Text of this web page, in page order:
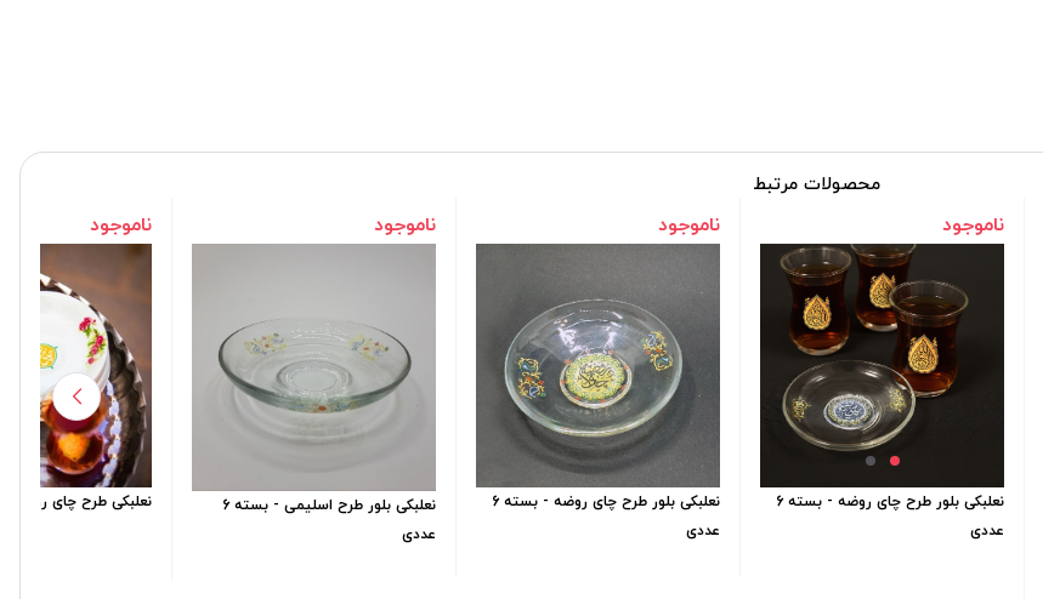
محصولات مرتبط
ناموجود
نعلبکی بلور طرح چای روضه - بسته 6
عددی
ناموجود
نعلبکی بلور طرح چای روضه - بسته 6
عددی
ناموجود
نعلبکی بلور طرح اسلیمی - بسته 6
عددی
ناموجود
نعلبکی طرح چای روضه -